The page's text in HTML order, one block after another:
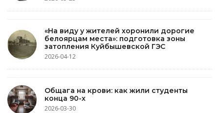
«На виду у жителей хоронили дорогие
белоярцам места»: подготовка зоны
затопления Куйбышевской ГЭС
2026-04-12
Общага на крови: как жили студенты
конца 90-х
2026-03-30